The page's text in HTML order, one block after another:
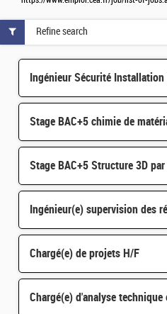
Ingénieur Sécurité Installation
Stage BAC+5 chimie de
Stage BAC+5 Structure 3D
Chargé(e) de projets H/F
Refine search